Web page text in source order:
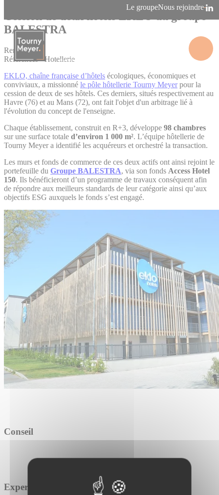
Le groupeNous rejoindre
BALESTRA
Rennes
Références - Hotellerie
EKLO, chaîne française d’hôtels écologiques, économiques et
conviviaux, a missionné le pôle hôtellerie Tourny Meyer pour la
cession de deux de ses hôtels. Ces derniers, situés respectivement au
Havre (76) et au Mans (72), ont fait l'objet d'un arbitrage lié à
l'évolution du concept de l'enseigne.
Chaque établissement, construit en R+3, développe 98 chambres
sur une surface totale d’environ 1 000 m². L’équipe hôtellerie de
Tourny Meyer a identifié les acquéreurs et orchestré la transaction.
Les murs et fonds de commerce de ces deux actifs ont ainsi rejoint le
portefeuille du Groupe BALESTRA, via son fonds Access Hotel
150. Ils bénéficieront d’un programme de travaux conséquent afin
de répondre aux meilleurs standards de leur catégorie ainsi qu’aux
objectifs ESG auxquels le fonds s’est engagé.
Conseil
Expertise